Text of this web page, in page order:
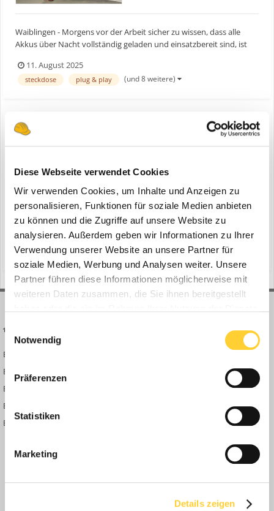
Diese Webseite verwendet Cookies
Wir verwenden Cookies, um Inhalte und Anzeigen zu
personalisieren, Funktionen für soziale Medien anbieten
zu können und die Zugriffe auf unsere Website zu
analysieren. Außerdem geben wir Informationen zu Ihrer
Verwendung unserer Website an unsere Partner für
soziale Medien, Werbung und Analysen weiter. Unsere
Partner führen diese Informationen möglicherweise mit
weiteren Daten zusammen, die Sie ihnen bereitgestellt
Einwilligungsauswahl
Notwendig
Präferenzen
Statistiken
Marketing
Details zeigen
Waiblingen - Morgens vor der Arbeit sicher zu wissen, dass alle
Akkus über Nacht vollständig geladen und einsatzbereit sind, ist
Verlässlichkeit bietet die neue Akku-Ladesteuerungen CM 10 von
STIHL. Die kostengünstige Plug & Play-Lösung wird über...
11. August 2025
steckdose plug & play (und 8 weitere)
ein Thema erstellte Bauforum24 inNews aus der
Waiblingen - Morgens vor der Arbeit sicher zu wissen, dass alle
Akkus über Nacht vollständig geladen und einsatzbereit sind, ist
Grundvoraussetzung für Profis und ihre Arbeit. Diese
Verlässlichkeit bietet die neue Akku-Ladesteuerungen CM 10 von
STIHL. Die kostengünstige Plug & Play-Lösung wird über...
11. August 2025
steckdose plug & play (und 8 weitere)
Bauforum24 News
Bauforum24 TV
BF24 Mediathek
BF24 Fotostrecken
Bauforum Shop